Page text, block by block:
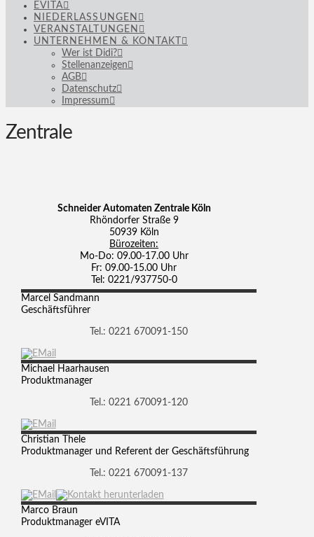
EVITA
NIEDERLASSUNGEN
VERANSTALTUNGEN
UNTERNEHMEN & KONTAKT
Wer ist Didi?
Stellenanzeigen
AGB
Datenschutz
Impressum
Zentrale
Schneider Automaten Zentrale Köln
Rhöndorfer Straße 9
50939 Köln
Bürozeiten:
Mo-Do: 09.00-17.00 Uhr
Fr: 09.00-15.00 Uhr
Tel: 0221/937750-0
Marcel Sandmann
Geschäftsführer
Tel.: 0221 670091-150
Michael
Haarhausen
Produktmanager
Tel.: 0221 670091-120
Christian
Thele
Produktmanager und Referent der Geschäftsführung
Tel.: 0221 670091-137
Marco Braun
Produktmanager eVITA